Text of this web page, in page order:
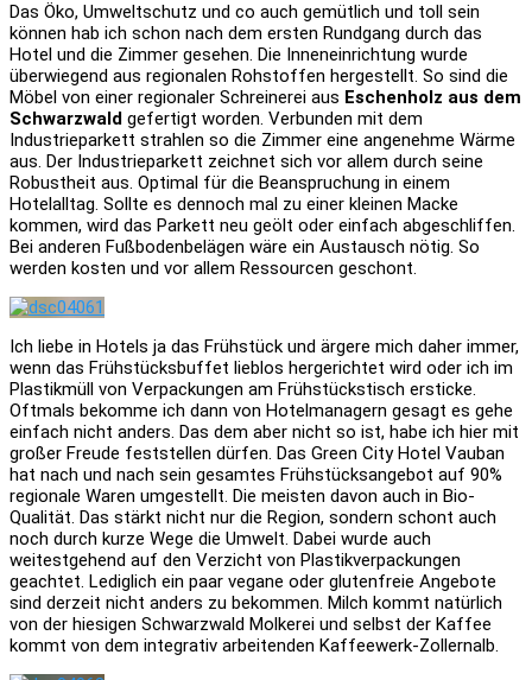
Das Öko, Umweltschutz und co auch gemütlich und toll sein
können hab ich schon nach dem ersten Rundgang durch das
Hotel und die Zimmer gesehen. Die Inneneinrichtung wurde
überwiegend aus regionalen Rohstoffen hergestellt. So sind die
Möbel von einer regionaler Schreinerei aus Eschenholz aus dem
Schwarzwald gefertigt worden. Verbunden mit dem
Industrieparkett strahlen so die Zimmer eine angenehme Wärme
aus. Der Industrieparkett zeichnet sich vor allem durch seine
Robustheit aus. Optimal für die Beanspruchung in einem
Hotelalltag. Sollte es dennoch mal zu einer kleinen Macke
kommen, wird das Parkett neu geölt oder einfach abgeschliffen.
Bei anderen Fußbodenbelägen wäre ein Austausch nötig. So
werden kosten und vor allem Ressourcen geschont.
Ich liebe in Hotels ja das Frühstück und ärgere mich daher immer,
wenn das Frühstücksbuffet lieblos hergerichtet wird oder ich im
Plastikmüll von Verpackungen am Frühstückstisch ersticke.
Oftmals bekomme ich dann von Hotelmanagern gesagt es gehe
einfach nicht anders. Das dem aber nicht so ist, habe ich hier mit
großer Freude feststellen dürfen. Das Green City Hotel Vauban
hat nach und nach sein gesamtes Frühstücksangebot auf 90%
regionale Waren umgestellt. Die meisten davon auch in Bio-
Qualität. Das stärkt nicht nur die Region, sondern schont auch
noch durch kurze Wege die Umwelt. Dabei wurde auch
weitestgehend auf den Verzicht von Plastikverpackungen
geachtet. Lediglich ein paar vegane oder glutenfreie Angebote
sind derzeit nicht anders zu bekommen. Milch kommt natürlich
von der hiesigen Schwarzwald Molkerei und selbst der Kaffee
kommt von dem integrativ arbeitenden Kaffeewerk-Zollernalb.